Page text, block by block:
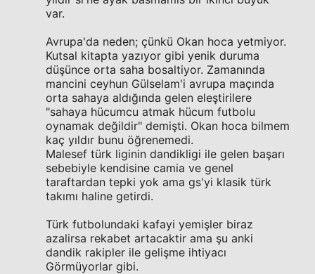
var.
Avrupa'da neden; çünkü Okan hoca yetmiyor.
Kutsal kitapta yazıyor gibi yenik duruma
düşünce orta saha bosaltiyor. Zamanında
mancini ceyhun Gülselam'i avrupa maçında
orta sahaya aldığında gelen eleştirilere
"sahaya hücumcu atmak hücum futbolu
oynamak değildir" demişti. Okan hoca bilmem
kaç yıldır bunu öğrenemedi.
Malesef türk liginin dandikligi ile gelen başarı
sebebiyle kendisine camia ve genel
taraftardan tepki yok ama gs'yi klasik türk
takımı haline getirdi.
Türk futbolundaki kafayi yemişler biraz
azalirsa rekabet artacaktir ama şu anki
dandik rakipler ile gelişme ihtiyacı
Görmüyorlar gibi.